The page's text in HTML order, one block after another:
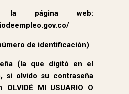
página web:
de identificación)
(la que digitó en el
si olvido su contraseña
MI USUARIO O